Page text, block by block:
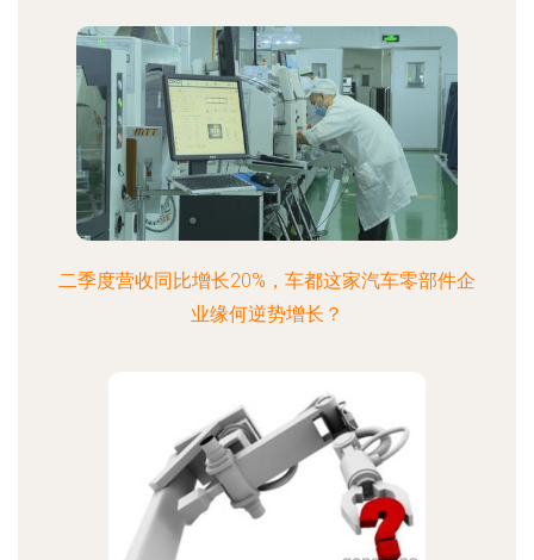
二季度营收同比增长20%，车都这家汽车零部件企
业缘何逆势增长？